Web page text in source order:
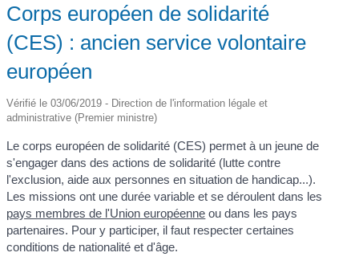
Corps européen de solidarité
(CES) : ancien service volontaire
européen
Vérifié le 03/06/2019 - Direction de l'information légale et
administrative (Premier ministre)
Le corps européen de solidarité (CES) permet à un jeune de
s'engager dans des actions de solidarité (lutte contre
l'exclusion, aide aux personnes en situation de handicap...).
Les missions ont une durée variable et se déroulent dans les
pays membres de l'Union européenne ou dans les pays
partenaires. Pour y participer, il faut respecter certaines
conditions de nationalité et d'âge.